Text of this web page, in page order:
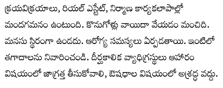
క్రయవిక్రయాలు, రియల్‌ ఎస్టేట్‌, నిర్మాణ కార్యకలాపాల్లో
మందగమనం ఉంటుంది. కొనుగోళ్లు వాయిదా వేయడం మంచిది.
మనసు స్థిరంగా ఉండదు. ఆరోగ్య సమస్యలు ఏర్పడతాయి. ఇంటిలో
తగాదాలను నివారించండి. దీర్ఘకాలిక వ్యాధిగ్రస్థులు ఆహారం
విషయంలో జాగ్రత్త తీసుకోవాలి, ఔషధాల విషయంలో అశ్రద్ధ వద్దు.